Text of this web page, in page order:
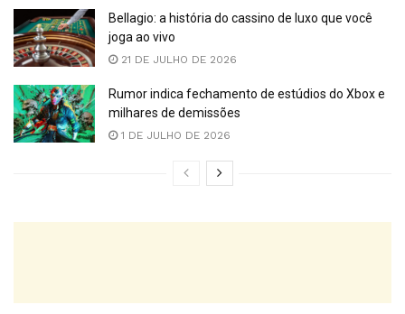
Bellagio: a história do cassino de luxo que você
joga ao vivo
21 DE JULHO DE 2026
Rumor indica fechamento de estúdios do Xbox e
milhares de demissões
1 DE JULHO DE 2026